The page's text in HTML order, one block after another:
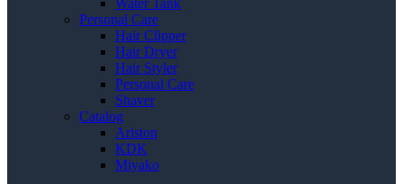
Water Tank
Personal Care
Hair Clipper
Hair Dryer
Hair Styler
Personal Care
Shaver
Catalog
Ariston
KDK
Miyako